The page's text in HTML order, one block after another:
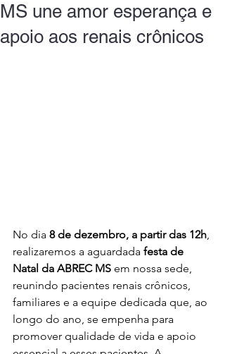
MS une amor esperança e
apoio aos renais crônicos
No dia 8 de dezembro, a partir das 12h,
realizaremos a aguardada festa de
Natal da ABREC MS em nossa sede,
reunindo pacientes renais crônicos,
familiares e a equipe dedicada que, ao
longo do ano, se empenha para
promover qualidade de vida e apoio